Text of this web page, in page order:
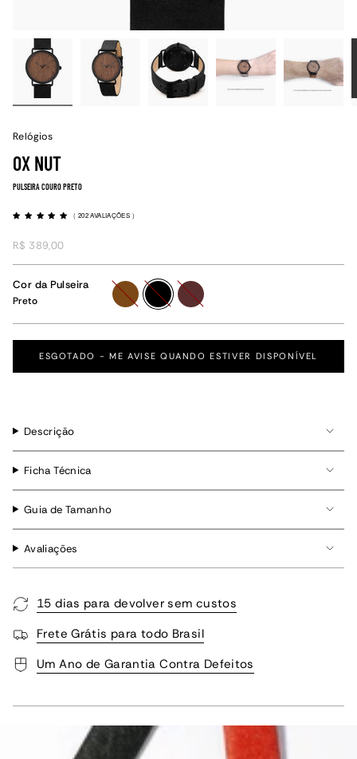
Relógios
OX NUT
PULSEIRA COURO PRETO
( 202 AVALIAÇÕES )
R$ 389,00
Cor da Pulseira
Preto
marrompreto bordo
ESGOTADO - ME AVISE QUANDO ESTIVER DISPONÍVEL
Descrição
Ficha Técnica
Guia de Tamanho
Avaliações
15 dias para devolver sem custos
Frete Grátis para todo Brasil
Um Ano de Garantia Contra Defeitos